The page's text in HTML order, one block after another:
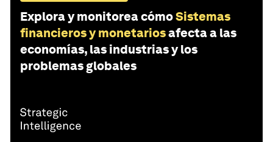
Explora y monitorea cómoSistemas
financieros y monetariosafecta a las
economías, las industrias y los
problemas globales